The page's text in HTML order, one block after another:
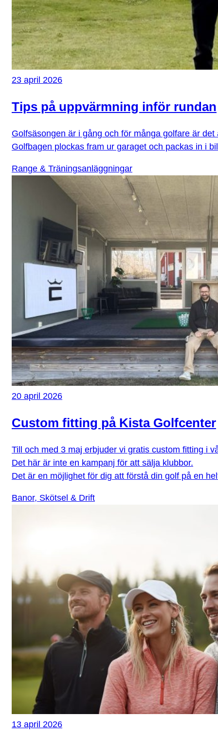
23 april 2026
Tips på uppvärmning inför rundan
Golfsäsongen är i gång och för många golfare är
Golfbagen plockas fram ur garaget och packas in i
Range & Träningsanläggningar
20 april 2026
Custom fitting på Kista Golfcenter
Till och med 3 maj erbjuder vi gratis custom fitting i
Det här är inte en kampanj för att sälja klubbor.
Det är en möjlighet för dig att förstå din golf på en
Banor, Skötsel & Drift
13 april 2026